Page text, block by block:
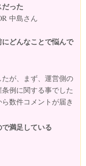
った
中島さん
どんなことで悩んで
が、まず、運営側の
例に関する事でした
数件コメントが届き
満足している